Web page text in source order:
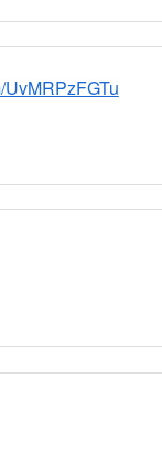
全面封鎖
渋滞です